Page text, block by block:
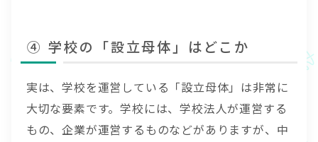
④ 学校の「設立母体」はどこか
実は、学校を運営している「設立母体」は非常に
大切な要素です。学校には、学校法人が運営する
もの、企業が運営するものなどがありますが、中